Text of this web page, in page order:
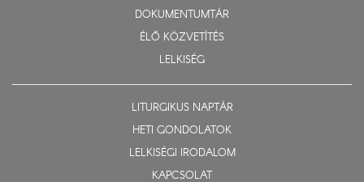
DOKUMENTUMTÁR
ÉLŐ KÖZVETÍTÉS
LELKISÉG
LITURGIKUS NAPTÁR
HETI GONDOLATOK
LELKISÉGI IRODALOM
KAPCSOLAT